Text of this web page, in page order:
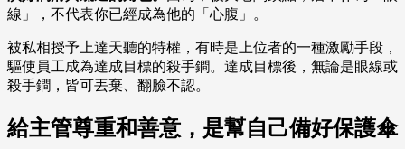
線」，不代表你已經成為他的「心腹」。
被私相授予上達天聽的特權，有時是上位者的一種激勵手段，
驅使員工成為達成目標的殺手鐧。達成目標後，無論是眼線或
殺手鐧，皆可丟棄、翻臉不認。
給主管尊重和善意，是幫自己備好保護傘